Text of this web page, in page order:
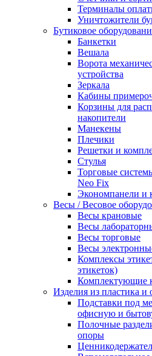
Терминалы
Уничтожители
Бутиковое
Банкетки
Вешала
Ворота
устройства
Зеркала
Кабины
Корзины для
накопители
Манекены
Плечики
Решетки и
Стулья
Торговые
Neo Fix
Экономпанели и
Весы / Весовое
Весы крановые
Весы
Весы торговые
Весы
Комплексы
этикеток)
Комплектующие
Изделия из пластика и
Подставки под
офисную и
Полочные
опоры